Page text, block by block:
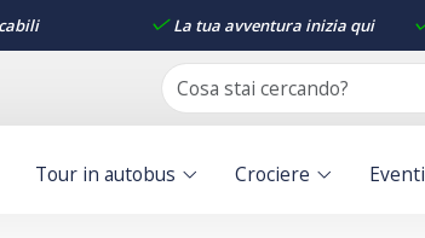
La tua avventura inizia qui
Tour in autobus Crociere Eventi